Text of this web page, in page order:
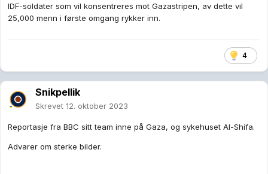
IDF-soldater som vil konsentreres mot Gazastripen, av dette vil
25,000 menn i første omgang rykker inn.
4
Snikpellik
Skrevet 12. oktober 2023
Reportasje fra BBC sitt team inne på Gaza, og sykehuset Al-Shifa.
Advarer om sterke bilder.